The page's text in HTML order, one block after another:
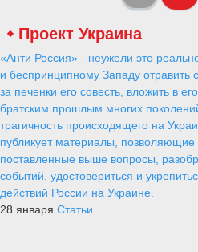
Проект Украина
«Анти Россия» - неужели это
и беспринципному Западу отравить
за печенки его совесть, вложить в
братским прошлым многих
трагичность происходящего на
публикует материалы,
поставленные выше вопросы,
событий, удостовериться и
действий России на Украине.
28 января Статьи